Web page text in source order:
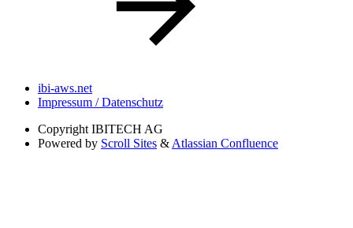
ibi-aws.net
Impressum / Datenschutz
Copyright IBITECH AG
Powered by Scroll Sites & Atlassian Confluence